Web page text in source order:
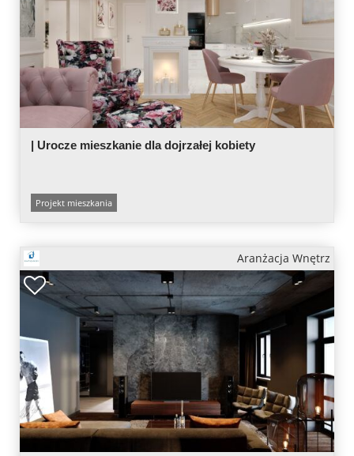
| Urocze mieszkanie dla dojrzałej kobiety
Projekt mieszkania
Aranżacja Wnętrz